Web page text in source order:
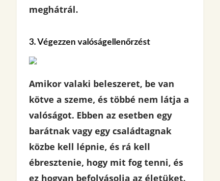
meghátrál.
3. Végezzen valóságellenőrzést
Amikor valaki beleszeret, be van
kötve a szeme, és többé nem látja a
valóságot. Ebben az esetben egy
barátnak vagy egy családtagnak
közbe kell lépnie, és rá kell
ébresztenie, hogy mit fog tenni, és
ez hogyan befolyásolja az életüket.